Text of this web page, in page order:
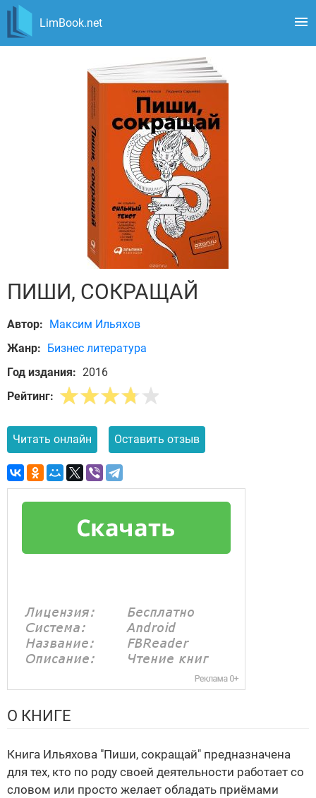
LimBook.net
ПИШИ, СОКРАЩАЙ
Автор: Максим Ильяхов
Жанр: Бизнес литература
Год издания: 2016
Рейтинг:
Читать онлайн Оставить отзыв
О КНИГЕ
Книга Ильяхова "Пиши, сокращай" предназначена
для тех, кто по роду своей деятельности работает со
словом или просто желает обладать приёмами